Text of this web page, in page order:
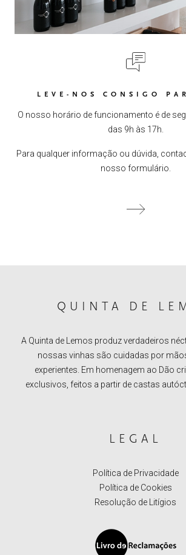
LEVE-NOS CONSIGO
O nosso horário de funcionamento é de
das 9h às 17h.
Para qualquer informação ou dúvida,
nosso formulário.
QUINTA DE
A Quinta de Lemos produz verdadeiros
nossas vinhas são cuidadas por
experientes. Em homenagem ao Dão
exclusivos, feitos a partir de castas
LEGAL
Política de Privacidade
Política de Cookies
Resolução de Litígios